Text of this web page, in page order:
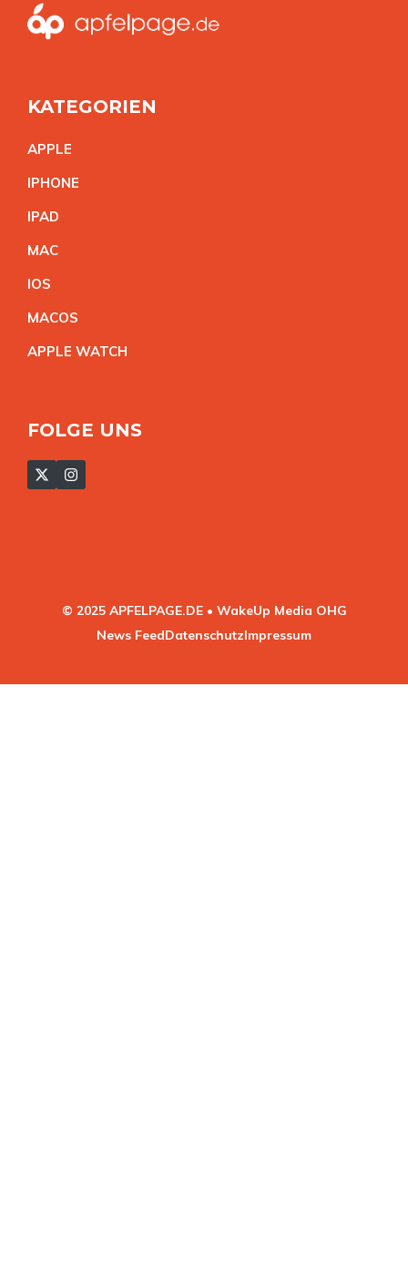
KATEGORIEN
APPLE
IPHONE
IPAD
MAC
IOS
MACOS
APPLE WATCH
FOLGE UNS
© 2025 APFELPAGE.DE • WakeUp Media OHG
News FeedDatenschutzImpressum